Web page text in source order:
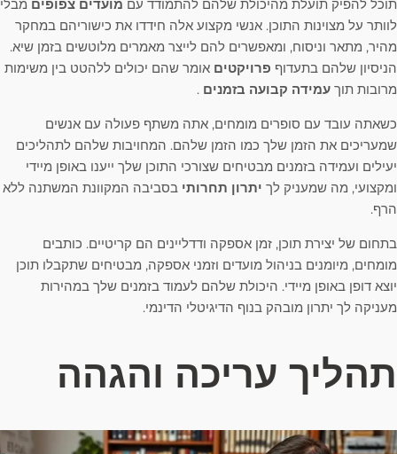
תוכל להפיק תועלת מהיכולת שלהם להתמודד עם מועדים צפופים מבלי
לוותר על מצוינות התוכן. אנשי מקצוע אלה חידדו את כישוריהם במחקר
מהיר, מתאר וניסוח, ומאפשרים להם לייצר מאמרים מלוטשים בזמן שיא.
הניסיון שלהם בתעדוף פרויקטים אומר שהם יכולים ללהטט בין משימות
מרובות תוך עמידה קבועה בזמנים .
כשאתה עובד עם סופרים מומחים, אתה משתף פעולה עם אנשים
שמעריכים את הזמן שלך כמו הזמן שלהם. המחויבות שלהם לתהליכים
יעילים ועמידה בזמנים מבטיחים שצורכי התוכן שלך ייענו באופן מיידי
ומקצועי, מה שמעניק לך יתרון תחרותי בסביבה המקוונת המשתנה ללא
הרף.
בתחום של יצירת תוכן, זמן אספקה ​​ודדליינים הם קריטיים. כותבים
מומחים, מיומנים בניהול מועדים וזמני אספקה, מבטיחים שתקבלו תוכן
יוצא דופן באופן מיידי. היכולת שלהם לעמוד בזמנים שלך במהירות
מעניקה לך יתרון מובהק בנוף הדיגיטלי הדינמי.
תהליך עריכה והגהה